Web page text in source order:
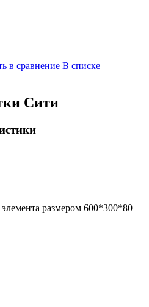
в сравнение В списке
Сити
размером 600*300*80